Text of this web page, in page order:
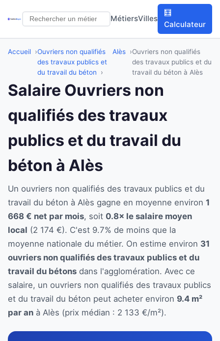
MétiersVilles
🧮
Calculateur
Accueil
Ouvriers non qualifiés
des travaux publics et
du travail du béton
Alès
Ouvriers non qualifiés
des travaux publics et du
travail du béton à Alès
Salaire Ouvriers non
qualifiés des travaux
publics et du travail du
béton à Alès
Un ouvriers non qualifiés des travaux publics et du
travail du béton à Alès gagne en moyenne environ 1
668 € net par mois, soit 0.8× le salaire moyen
local (2 174 €). C'est 9.7% de moins que la
moyenne nationale du métier. On estime environ 31
ouvriers non qualifiés des travaux publics et du
travail du bétons dans l'agglomération. Avec ce
salaire, un ouvriers non qualifiés des travaux publics
et du travail du béton peut acheter environ 9.4 m²
par an à Alès (prix médian : 2 133 €/m²).